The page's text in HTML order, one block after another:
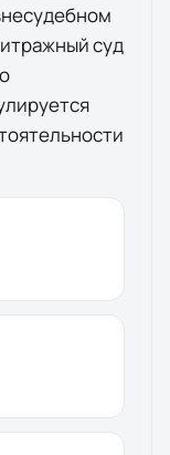
суд